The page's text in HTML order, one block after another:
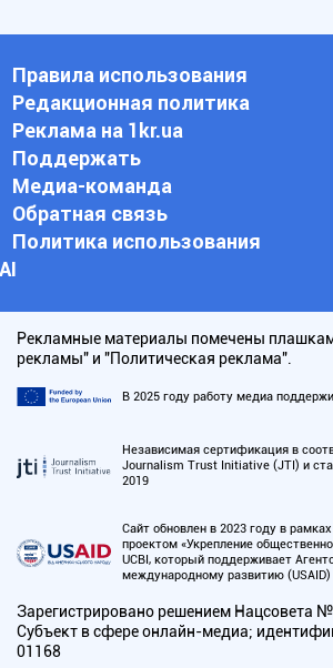
Правила использования
Редакционная политика
Реклама на 1kr.ua
Поддержать
Медиа-команда
Обратная связь
Политика использования
АI
Рекламные материалы помечены
рекламы" и "Политическая реклама".
В 2025 году работу медиа
Независимая сертификация в
Journalism Trust Initiative (JTI) и
2019
Сайт обновлен в 2023 году в
проектом «Укрепление
UCBI, который поддерживает
международному развитию (USAID)
Зарегистрировано решением Нацсовета
Субъект в сфере онлайн-медиа;
01168